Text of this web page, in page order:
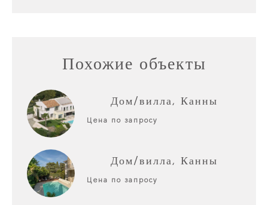
Похожие объекты
Дом/вилла, Канны
Цена по запросу
Дом/вилла, Канны
Цена по запросу